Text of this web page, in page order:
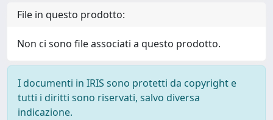
File in questo prodotto:
Non ci sono file associati a questo prodotto.
I documenti in IRIS sono protetti da copyright e
tutti i diritti sono riservati, salvo diversa
indicazione.